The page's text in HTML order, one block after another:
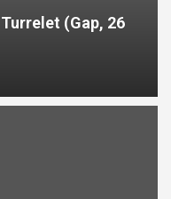
(Gap, 26